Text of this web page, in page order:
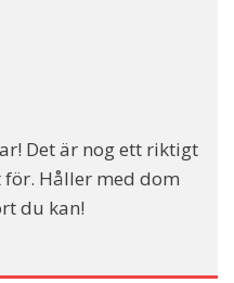
Det är nog ett riktigt
Håller med dom
du kan!